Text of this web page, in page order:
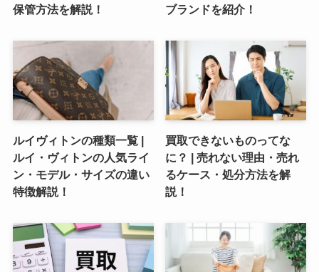
保管方法を解説！
ブランドを紹介！
ルイヴィトンの種類一覧 |
ルイ・ヴィトンの人気ライ
ン・モデル・サイズの違い
特徴解説！
買取できないものってな
に？ | 売れない理由・売れ
るケース・処分方法を解
説！